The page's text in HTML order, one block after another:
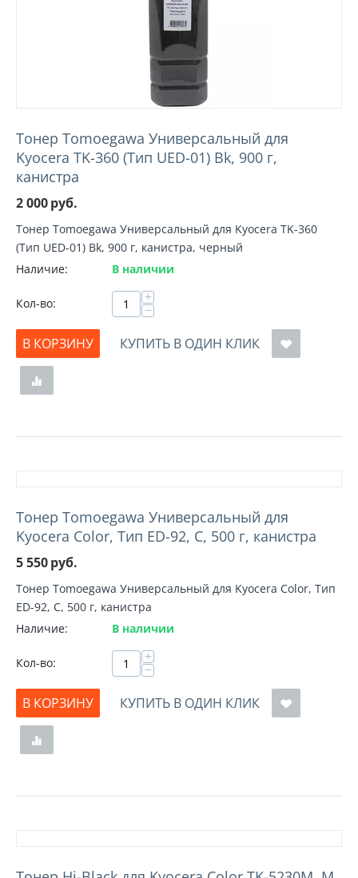
Тонер Tomoegawa Универсальный для
Kyocera TK-360 (Тип UED-01) Bk, 900 г,
канистра
2 000руб.
Тонер Tomoegawa Универсальный для Kyocera TK-360
(Тип UED-01) Bk, 900 г, канистра, черный
Наличие:
В наличии
Кол-во: +
−
В КОРЗИНУ
КУПИТЬ В ОДИН КЛИК
Тонер Tomoegawa Универсальный для
Kyocera Color, Тип ED-92, С, 500 г, канистра
5 550руб.
Тонер Tomoegawa Универсальный для Kyocera Color, Тип
ED-92, С, 500 г, канистра
Наличие:
В наличии
Кол-во: +
−
В КОРЗИНУ
КУПИТЬ В ОДИН КЛИК